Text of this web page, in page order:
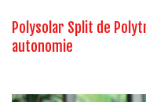
Polysolar Split de
autonomie